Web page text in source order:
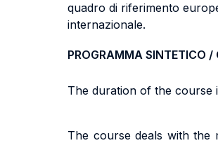
quadro di riferimento
internazionale.
PROGRAMMA SINTETICO
The duration of the course
The course deals with the